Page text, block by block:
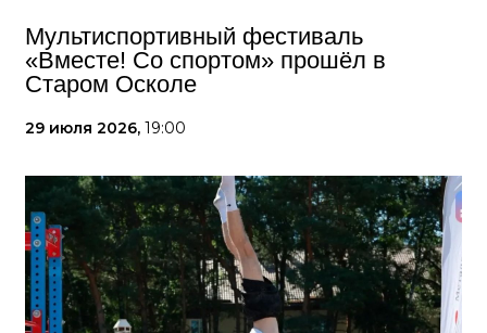
Мультиспортивный фестиваль
«Вместе! Со спортом» прошёл в
Старом Осколе
29 июля 2026, 19:00